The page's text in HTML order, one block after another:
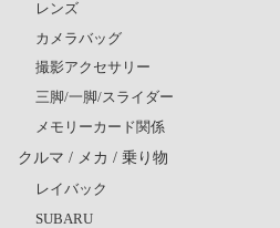
レンズ
カメラバッグ
撮影アクセサリー
三脚/一脚/スライダー
メモリーカード関係
クルマ / メカ / 乗り物
レイバック
SUBARU